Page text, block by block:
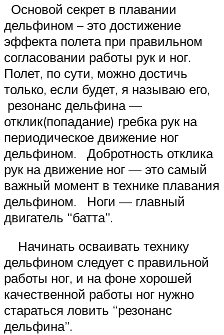
Основой секрет в плавании
дельфином – это достижение
эффекта полета при правильном
согласовании работы рук и ног.
Полет, по сути, можно достичь
только, если будет, я называю его,
резонанс дельфина —
отклик(попадание) гребка рук на
периодическое движение ног
дельфином. Добротность отклика
рук на движение ног — это самый
важный момент в технике плавания
дельфином. Ноги — главный
двигатель “батта”.
Начинать осваивать технику
дельфином следует с правильной
работы ног, и на фоне хорошей
качественной работы ног нужно
стараться ловить “резонанс
дельфина”.